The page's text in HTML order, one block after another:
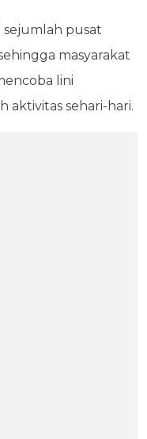
sejumlah pusat
masyarakat
lini
aktivitas sehari-hari.